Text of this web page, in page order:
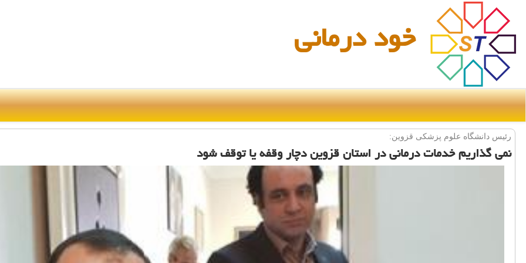
خود درمانی
رئیس دانشگاه علوم پزشكی قزوین:
نمی گذاریم خدمات درمانی در استان قزوین دچار وقفه یا توقف شود